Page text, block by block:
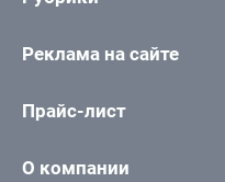
Реклама на сайте
Прайс-лист
О компании